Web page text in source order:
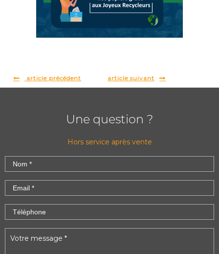
article précédent article suivant
Une question ?
Hors service après vente